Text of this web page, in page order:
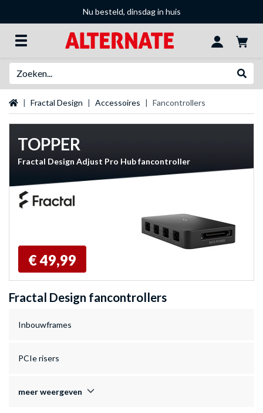
Nu besteld, dinsdag in huis
StartpaginaFractal Design Accessoires Fancontrollers
TOPPER
Fractal Design Adjust Pro Hub fancontroller
€ 49,99
Fractal Design fancontrollers
Inbouwframes
PCIe risers
meer weergeven